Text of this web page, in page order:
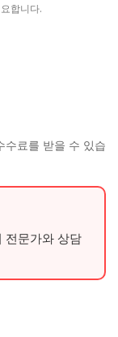
합니다.
수료를 받을 수 있습
전문가와 상담